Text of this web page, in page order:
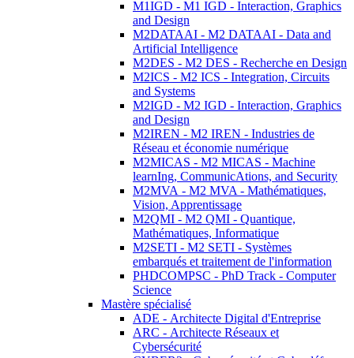
M1IGD - M1 IGD - Interaction, Graphics
and Design
M2DATAAI - M2 DATAAI - Data and
Artificial Intelligence
M2DES - M2 DES - Recherche en Design
M2ICS - M2 ICS - Integration, Circuits
and Systems
M2IGD - M2 IGD - Interaction, Graphics
and Design
M2IREN - M2 IREN - Industries de
Réseau et économie numérique
M2MICAS - M2 MICAS - Machine
learnIng, CommunicAtions, and Security
M2MVA - M2 MVA - Mathématiques,
Vision, Apprentissage
M2QMI - M2 QMI - Quantique,
Mathématiques, Informatique
M2SETI - M2 SETI - Systèmes
embarqués et traitement de l'information
PHDCOMPSC - PhD Track - Computer
Science
Mastère spécialisé
ADE - Architecte Digital d'Entreprise
ARC - Architecte Réseaux et
Cybersécurité